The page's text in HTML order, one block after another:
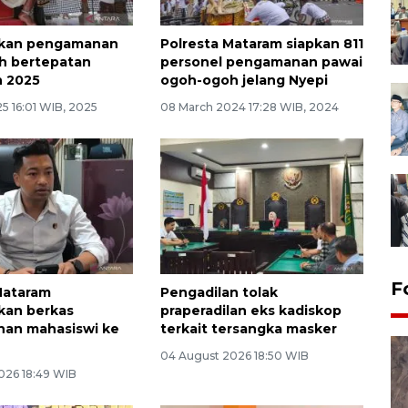
pengamanan
bertepatan
2025
16:01 WIB, 2025
Polresta Mataram siapkan 811
personel pengamanan pawai
ogoh-ogoh jelang Nyepi
08 March 2024 17:28 WIB, 2024
berkas
mahasiswi ke
18:49 WIB
Pengadilan tolak
praperadilan eks kadiskop
terkait tersangka masker
04 August 2026 18:50 WIB